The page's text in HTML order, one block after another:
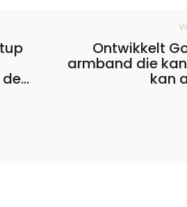
Ontwikkelt
armband die
kan